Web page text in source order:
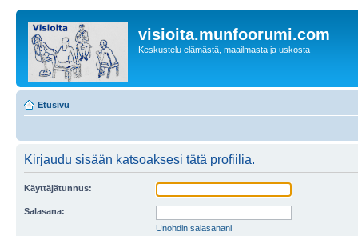
visioita.munfoorumi.com
Keskustelu elämästä, maailmasta ja uskosta
Etusivu
Kirjaudu sisään katsoaksesi tätä profiilia.
Käyttäjätunnus:
Salasana:
Unohdin salasanani